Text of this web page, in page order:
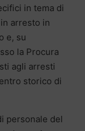
in tema di
arresto in
e, su
la Procura
agli arresti
storico di
personale del